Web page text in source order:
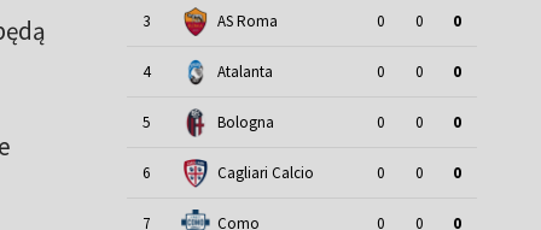
3 AS Roma 0 0 0
4 Atalanta 0 0 0
5 Bologna 0 0 0
6 Cagliari Calcio 0 0 0
7 Como 0 0 0